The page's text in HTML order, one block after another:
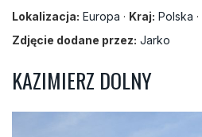
Lokalizacja: Europa · Kraj: Polska ·
Zdjęcie dodane przez: Jarko
KAZIMIERZ DOLNY